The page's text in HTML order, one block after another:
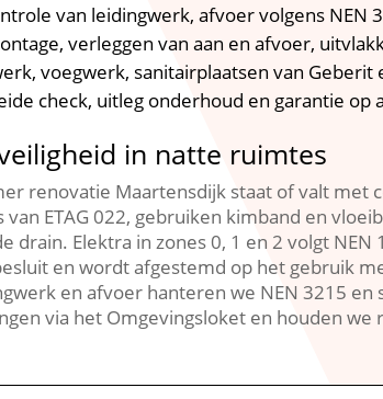
van leidingwerk, afvoer volgens NEN
verleggen van aan en afvoer,
voegwerk, sanitairplaatsen van
check, uitleg onderhoud en garantie op
in natte ruimtes
renovatie Maartensdijk staat of valt
ETAG 022, gebruiken kimband en
drain.​ Elektra in zones 0, 1 en 2 volgt
en wordt afgestemd op het gebruik
en afvoer hanteren we NEN 3215
via het Omgevingsloket en houden